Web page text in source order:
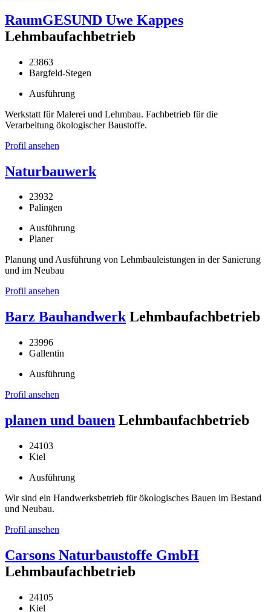
RaumGESUND Uwe Kappes
Lehmbaufachbetrieb
23863
Bargfeld-Stegen
Ausführung
Werkstatt für Malerei und Lehmbau. Fachbetrieb für die
Verarbeitung ökologischer Baustoffe.
Profil ansehen
Naturbauwerk
23932
Palingen
Ausführung
Planer
Planung und Ausführung von Lehmbauleistungen in der Sanierung
und im Neubau
Profil ansehen
Barz Bauhandwerk Lehmbaufachbetrieb
23996
Gallentin
Ausführung
Profil ansehen
planen und bauen Lehmbaufachbetrieb
24103
Kiel
Ausführung
Wir sind ein Handwerksbetrieb für ökologisches Bauen im Bestand
und Neubau.
Profil ansehen
Carsons Naturbaustoffe GmbH
Lehmbaufachbetrieb
24105
Kiel